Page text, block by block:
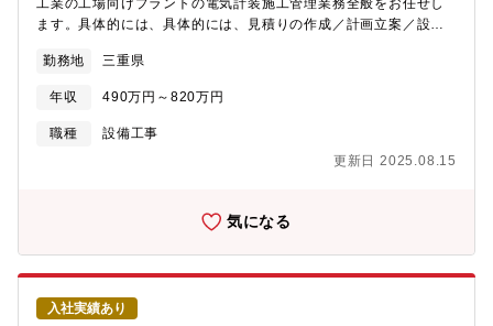
近辺の化学系コンビナートからの民間工事の売上が約30％です。
よく、安定的に事業を拡大してきました。
工業の工場向けプラントの電気計装施工管理業務全般をお任せし
ます。具体的には、具体的には、見積りの作成／計画立案／設計
徴】◇業務の約9割が四日市で、転勤はありません。◇工期は1週
間～6ヶ月となっています。◇現場とデスクワークの割合は、6：4
程度です。◇現地に事務所がある場合は、原則直行直帰となりま
す。本社より近い現場の場合は社内にて業務となります。【働き
軟な働き方◇転勤なし◇車通勤可（駐車場完備）【充実の資格支
す。また不定期ですが、部署での勉強会も開催しており、スキル
アップが目指せます。【組織構成】電気計装部には、19名（本部
長、副本部長、部長、グループリ ーダー、マネージャー、主任、
スタッフ12名）が在籍しています。【当社の特徴】◇2012年1月
に石原化工建設株式会社から分割し、技術やノウハウを持ちなが
ら新会社として立ち上がりました。工場の自家発設備の計画、設
勤務地 三重県
年収 490万円～820万円
職種
設備工事
更新日 2025.08.15
気になる
入社実績あり